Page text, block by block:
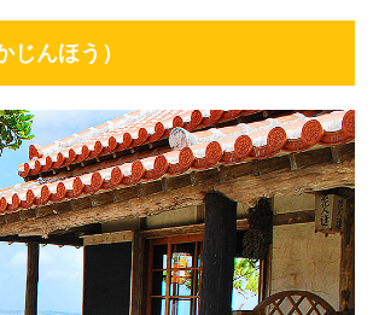
じんほう）